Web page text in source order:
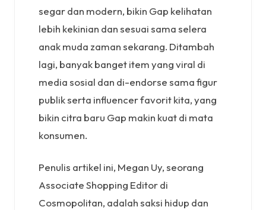
segar dan modern, bikin Gap kelihatan
lebih kekinian dan sesuai sama selera
anak muda zaman sekarang. Ditambah
lagi, banyak banget item yang viral di
media sosial dan di-endorse sama figur
publik serta influencer favorit kita, yang
bikin citra baru Gap makin kuat di mata
konsumen.
Penulis artikel ini, Megan Uy, seorang
Associate Shopping Editor di
Cosmopolitan, adalah saksi hidup dan